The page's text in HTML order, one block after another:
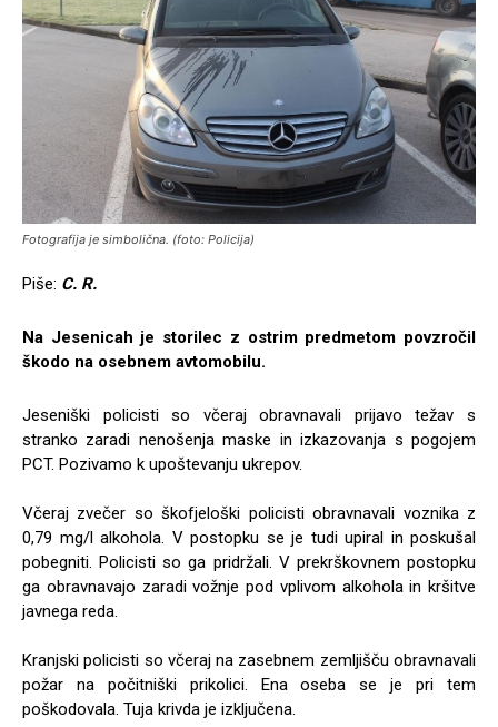
Fotografija je simbolična. (foto: Policija)
Piše: C. R.
Na Jesenicah je storilec z ostrim predmetom povzročil
škodo na osebnem avtomobilu.
Jeseniški policisti so včeraj obravnavali prijavo težav s
stranko zaradi nenošenja maske in izkazovanja s pogojem
PCT. Pozivamo k upoštevanju ukrepov.
Včeraj zvečer so škofjeloški policisti obravnavali voznika z
0,79 mg/l alkohola. V postopku se je tudi upiral in poskušal
pobegniti. Policisti so ga pridržali. V prekrškovnem postopku
ga obravnavajo zaradi vožnje pod vplivom alkohola in kršitve
javnega reda.
Kranjski policisti so včeraj na zasebnem zemljišču obravnavali
požar na počitniški prikolici. Ena oseba se je pri tem
poškodovala. Tuja krivda je izključena.